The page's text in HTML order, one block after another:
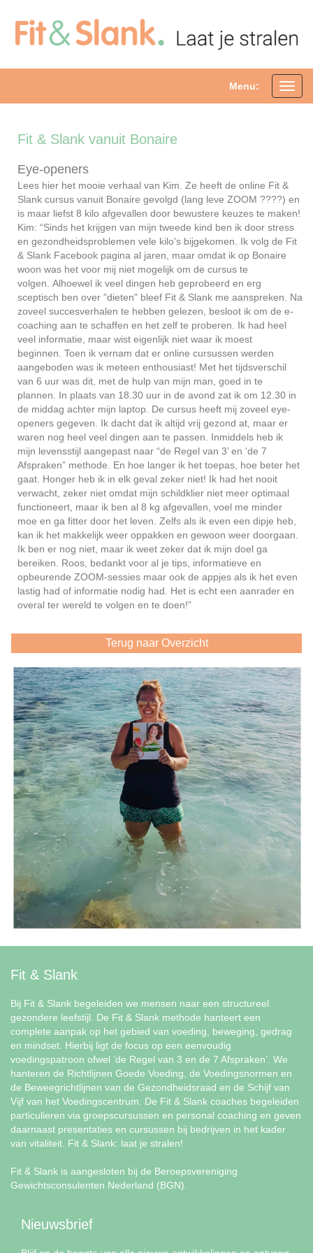
Menu:
Fit & Slank vanuit Bonaire
Eye-openers
Lees hier het mooie verhaal van Kim. Ze heeft de online Fit &
Slank cursus vanuit Bonaire gevolgd (lang leve ZOOM ????) en
is maar liefst 8 kilo afgevallen door bewustere keuzes te maken!
Kim: “Sinds het krijgen van mijn tweede kind ben ik door stress
en gezondheidsproblemen vele kilo's bijgekomen. Ik volg de Fit
& Slank Facebook pagina al jaren, maar omdat ik op Bonaire
woon was het voor mij niet mogelijk om de cursus te
volgen. Alhoewel ik veel dingen heb geprobeerd en erg
sceptisch ben over "dieten" bleef Fit & Slank me aanspreken. Na
zoveel succesverhalen te hebben gelezen, besloot ik om de e-
coaching aan te schaffen en het zelf te proberen. Ik had heel
veel informatie, maar wist eigenlijk niet waar ik moest
beginnen. Toen ik vernam dat er online cursussen werden
aangeboden was ik meteen enthousiast! Met het tijdsverschil
van 6 uur was dit, met de hulp van mijn man, goed in te
plannen. In plaats van 18.30 uur in de avond zat ik ‪om 12.30 in
de middag achter mijn laptop. De cursus heeft mij zoveel eye-
openers gegeven. Ik dacht dat ik altijd vrij gezond at, maar er
waren nog heel veel dingen aan te passen. Inmiddels heb ik
mijn levensstijl aangepast naar “de Regel van 3’ en ‘de 7
Afspraken” methode. En hoe langer ik het toepas, hoe beter het
gaat. Honger heb ik in elk geval zeker niet! Ik had het nooit
verwacht, zeker niet omdat mijn schildklier niet meer optimaal
functioneert, maar ik ben al 8 kg afgevallen, voel me minder
moe en ga fitter door het leven. Zelfs als ik even een dipje heb,
kan ik het makkelijk weer oppakken en gewoon weer doorgaan.
Ik ben er nog niet, maar ik weet zeker dat ik mijn doel ga
bereiken. Roos, bedankt voor al je tips, informatieve en
opbeurende ZOOM-sessies maar ook de appjes als ik het even
lastig had of informatie nodig had. Het is echt een aanrader en
overal ter wereld te volgen en te doen!”
Terug naar Overzicht
Fit & Slank
Bij Fit & Slank begeleiden we mensen naar een structureel
gezondere leefstijl. De Fit & Slank methode hanteert een
complete aanpak op het gebied van voeding, beweging, gedrag
en mindset. Hierbij ligt de focus op een eenvoudig
voedingspatroon ofwel ‘de Regel van 3 en de 7 Afspraken’. We
hanteren de Richtlijnen Goede Voeding, de Voedingsnormen en
de Beweegrichtlijnen van de Gezondheidsraad en de Schijf van
Vijf van het Voedingscentrum. De Fit & Slank coaches begeleiden
particulieren via groepscursussen en personal coaching en geven
daarnaast presentaties en cursussen bij bedrijven in het kader
van vitaliteit. Fit & Slank: laat je stralen!
Fit & Slank is aangesloten bij de Beroepsvereniging
Gewichtsconsulenten Nederland (BGN).
Nieuwsbrief